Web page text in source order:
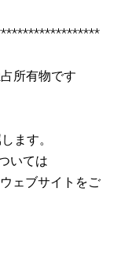
所有物です
ます。
いては
ェブサイトをご